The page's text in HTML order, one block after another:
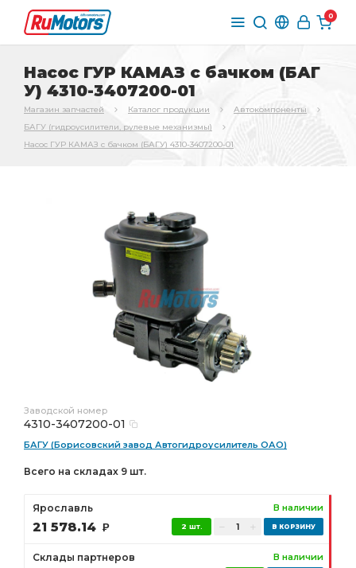
0
Насос ГУР КАМАЗ с бачком (БАГ
У) 4310-3407200-01
Магазин запчастей Каталог продукции
Автокомпоненты
БАГУ (гидроусилители, рулевые механизмы)
Насос ГУР КАМАЗ с бачком (БАГУ) 4310-3407200-01
Заводской номер
4310-3407200-01
БАГУ (Борисовский завод Автогидроусилитель ОАО)
Всего на складах 9 шт.
Ярославль В наличии
21 578.14 Р 2 шт.
Склады партнеров В наличии